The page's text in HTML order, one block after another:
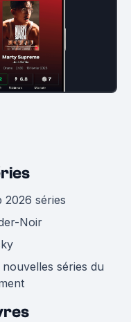
2026 séries
Noir
nouvelles séries du